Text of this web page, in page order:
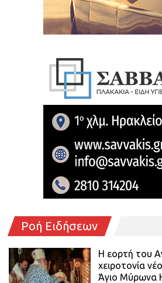
Ροή Ειδήσεων
Η εορτή του
χειροτονία
Άγιο Μύρωνα